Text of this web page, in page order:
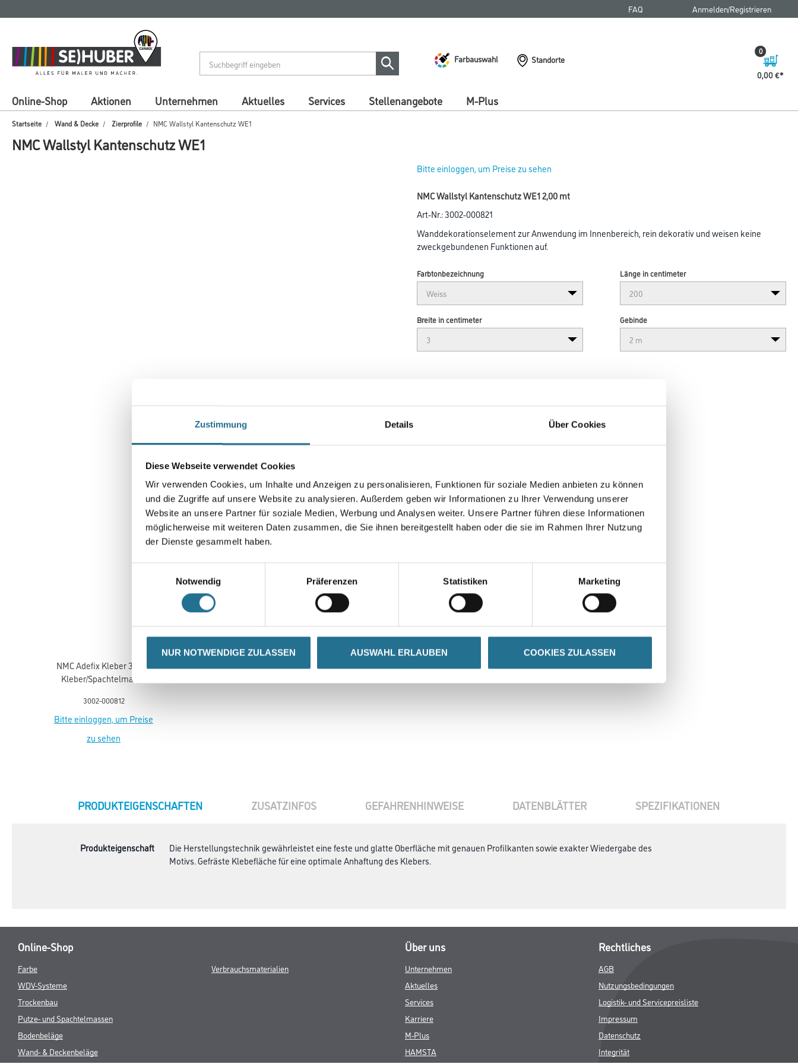
Zustimmung Details Über Cookies
Diese Webseite verwendet Cookies
Wir verwenden Cookies, um Inhalte und Anzeigen zu personalisieren, Funktionen für soziale Medien anbieten zu können
und die Zugriffe auf unsere Website zu analysieren. Außerdem geben wir Informationen zu Ihrer Verwendung unserer
Website an unsere Partner für soziale Medien, Werbung und Analysen weiter. Unsere Partner führen diese Informationen
möglicherweise mit weiteren Daten zusammen, die Sie ihnen bereitgestellt haben oder die sie im Rahmen Ihrer Nutzung
der Dienste gesammelt haben.
Notwendig
Präferenzen Statistiken Marketing
NUR NOTWENDIGE ZULASSEN AUSWAHL ERLAUBEN COOKIES ZULASSEN
springen
springen
FAQ Anmelden/Registrieren
Farbauswahl
Standorte
0,00 €
0
Online-Shop Aktionen Unternehmen Aktuelles Services Stellenangebote M-Plus
Startseite Wand & Decke Zierprofile NMC Wallstyl Kantenschutz WE1
NMC Wallstyl Kantenschutz WE1
Bitte einloggen, um Preise zu sehen
NMC Wallstyl Kantenschutz WE1 2,00 mt
Art-Nr.:3002-000821
Wanddekorationselement zur Anwendung im Innenbereich, rein dekorativ und weisen keine
zweckgebundenen Funktionen auf.
Farbtonbezeichnung Länge in centimeter
Breite in centimeter Gebinde
NMC Adefix Kleber 310ml
Kleber/Spachtelmasse
3002-000812
Bitte einloggen, um Preise
zu sehen
CURRENT
PRODUKTEIGENSCHAFTEN ZUSATZINFOS GEFAHRENHINWEISE DATENBLÄTTER SPEZIFIKATIONEN
Produkteigenschaft
Die Herstellungstechnik gewährleistet eine feste und glatte Oberfläche mit genauen Profilkanten sowie exakter Wiedergabe des
Motivs. Gefräste Klebefläche für eine optimale Anhaftung des Klebers.
Online-Shop
Farbe
WDV-Systeme
Trockenbau
Putze- und Spachtelmassen
Bodenbeläge
Wand- & Deckenbeläge
Verbrauchsmaterialien
Über uns
Unternehmen
Aktuelles
Services
Karriere
M-Plus
HAMSTA
Rechtliches
AGB
Nutzungsbedingungen
Logistik- und Servicepreisliste
Impressum
Datenschutz
Integrität